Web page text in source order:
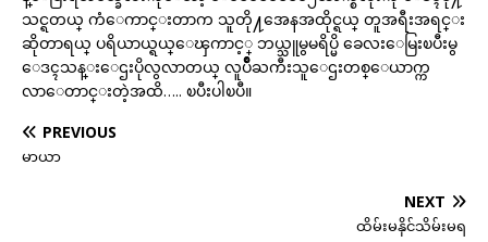
သင္ရတယ္ ကံေကာင္းတာက သူတို႔အေနအထိုင္ရယ္ တူအရီးအရင္း
ဆိုတာရယ္ ပရိယာယ္ရယ္ေၾကာင့္ ဘယ္သူမွမရိပ္မိ ခေလးေမြးၿပီးမွ
ေဒၚသန္းေဌးပိုလွလာတယ္ လူပ်ိဳႀကီးသူေဌးတစ္ေယာက္က
လာေတာင္းတဲ့အထိ….. ၿပီးပါၿပီ။
PREVIOUS
မာယာ
NEXT
ထိမ်းမနိုင်သိမ်းမရ